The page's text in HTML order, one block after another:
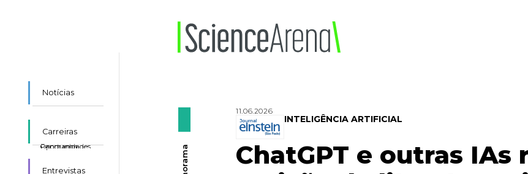
Notícias
Carreiras
Panorama
Oportunidades
Entrevistas
11.06.2026
INTELIGÊNCIA ARTIFICIAL
ChatGPT e outras IAs